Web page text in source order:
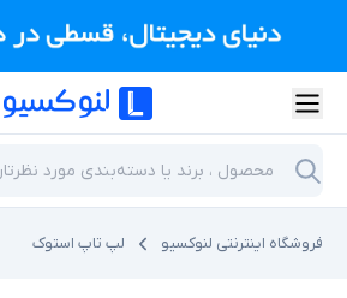
فروشگاه اینترنتی لنوکسیو لپ تاپ استوک